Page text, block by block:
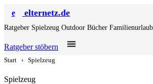
e elternetz.de
Ratgeber Spielzeug Outdoor Bücher Familienurlaub
Ratgeber stöbern
Start › Spielzeug
Spielzeug